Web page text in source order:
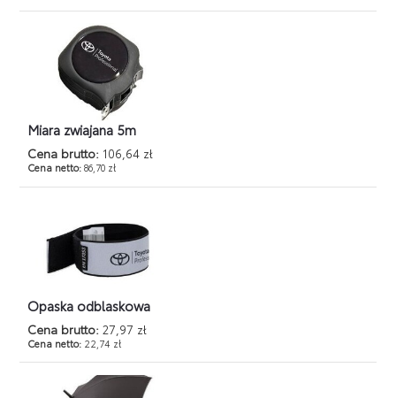
Miara zwiajana 5m
Cena brutto: 106,64 zł
Cena netto:86,70 zł
Opaska odblaskowa
Cena brutto: 27,97 zł
Cena netto: 22,74 zł